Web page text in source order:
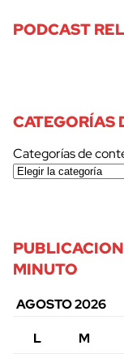
PODCAST
CATEGORÍAS
Categorías de
MINUTO
AGOSTO 2026
L
M